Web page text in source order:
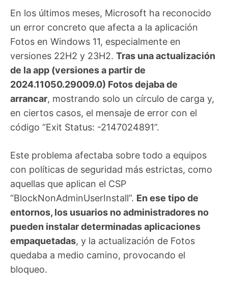
En los últimos meses, Microsoft ha reconocido
un error concreto que afecta a la aplicación
Fotos en Windows 11, especialmente en
versiones 22H2 y 23H2. Tras una actualización
de la app (versiones a partir de
2024.11050.29009.0) Fotos dejaba de
arrancar, mostrando solo un círculo de carga y,
en ciertos casos, el mensaje de error con el
código “Exit Status: -2147024891”.
Este problema afectaba sobre todo a equipos
con políticas de seguridad más estrictas, como
aquellas que aplican el CSP
“BlockNonAdminUserInstall”. En ese tipo de
entornos, los usuarios no administradores no
pueden instalar determinadas aplicaciones
empaquetadas, y la actualización de Fotos
quedaba a medio camino, provocando el
bloqueo.